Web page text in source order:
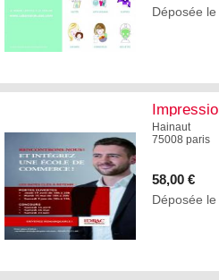
Déposée
Hainaut
75008 paris
58,00 €
Déposée